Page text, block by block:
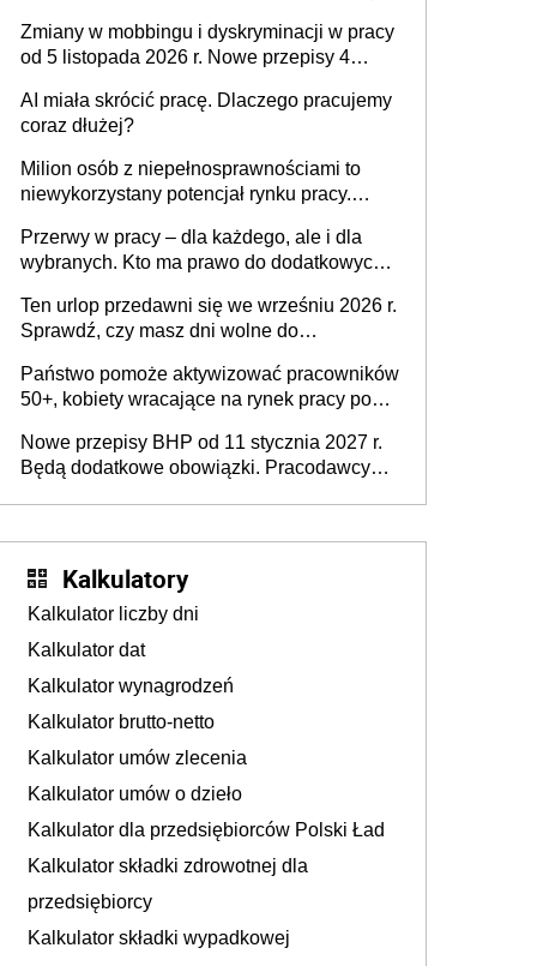
Zmiany w mobbingu i dyskryminacji w pracy
od 5 listopada 2026 r. Nowe przepisy 4
Ustaw
AI miała skrócić pracę. Dlaczego pracujemy
coraz dłużej?
Milion osób z niepełnosprawnościami to
niewykorzystany potencjał rynku pracy.
dofinansowań czy refundacji, ale bariery po
stronie systemu i świadomości
pracodawców [WYWIAD]
Przerwy w pracy – dla każdego, ale i dla
wybranych. Kto ma prawo do dodatkowych
Ten urlop przedawni się we wrześniu 2026 r.
Sprawdź, czy masz dni wolne do
Państwo pomoże aktywizować pracowników
50+, kobiety wracające na rynek pracy po
osoby neuroatypowe. Powstanie Fundusz
na rzecz Inkluzywności w Zatrudnianiu?
Nowe przepisy BHP od 11 stycznia 2027 r.
Będą dodatkowe obowiązki. Pracodawcy
Kalkulatory
Kalkulator liczby dni
Kalkulator dat
Kalkulator wynagrodzeń
Kalkulator brutto-netto
Kalkulator umów zlecenia
Kalkulator umów o dzieło
Kalkulator dla przedsiębiorców Polski Ład
Kalkulator składki zdrowotnej dla
przedsiębiorcy
Kalkulator składki wypadkowej